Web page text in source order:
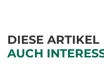
DIESE ARTIKEL
AUCH